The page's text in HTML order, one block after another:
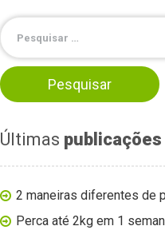
Últimas publicações
2 maneiras diferentes de
Perca até 2kg em 1